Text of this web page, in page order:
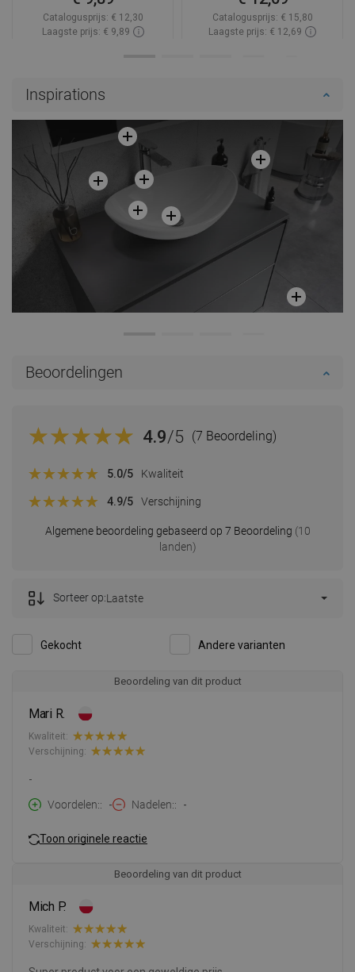
Catalogusprijs: € 12,30
Laagste prijs: € 9,89
Catalogusprijs: € 15,80
Laagste prijs: € 12,69
Inspirations
Beoordelingen
4.9/5 (7 Beoordeling)
Algemene beoordeling gebaseerd op 7 Beoordeling (10
landen)
5.0/5 Kwaliteit
4.9/5 Verschijning
Gekocht Andere varianten
Sorteer op:Laatste
Beoordeling van dit product
Mari R.
Kwaliteit:
Verschijning:
-
Voordelen:
- Nadelen: -
Toon originele reactie
Beoordeling van dit product
Mich P.
Kwaliteit:
Verschijning: